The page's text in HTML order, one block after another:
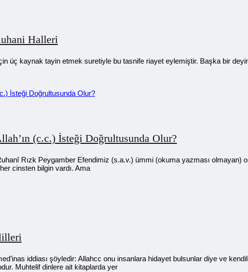
Halleri
üç kaynak tayin etmek suretiyle bu tasnife riayet eylemiştir. Başka bir
(c.c.) İsteği Doğrultusunda Olur?
Rızk Peygamber Efendimiz (s.a.v.) ümmi (okuma yazması olmayan)
cinsten bilgin vardı. Ama
iddiası şöyledir: Allahcc onu insanlara hidayet bulsunlar diye ve
Muhtelif dinlere ait kitaplarda yer